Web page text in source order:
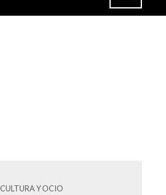
CULTURA Y OCIO